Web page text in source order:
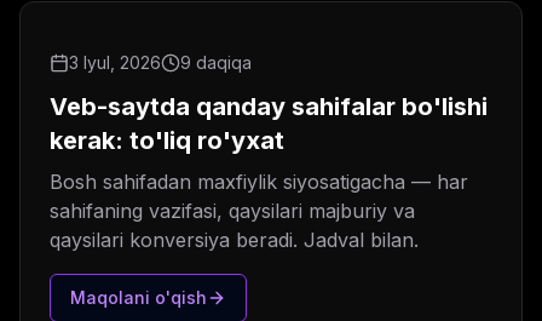
3 Iyul, 2026 9 daqiqa
Veb-saytda qanday sahifalar bo'lishi
kerak: to'liq ro'yxat
Bosh sahifadan maxfiylik siyosatigacha — har
sahifaning vazifasi, qaysilari majburiy va
qaysilari konversiya beradi. Jadval bilan.
Maqolani o'qish